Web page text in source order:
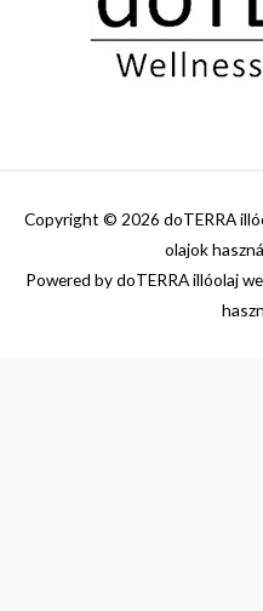
Copyright © 2026 doTERRA
olajok
Powered bydoTERRA illóolaj